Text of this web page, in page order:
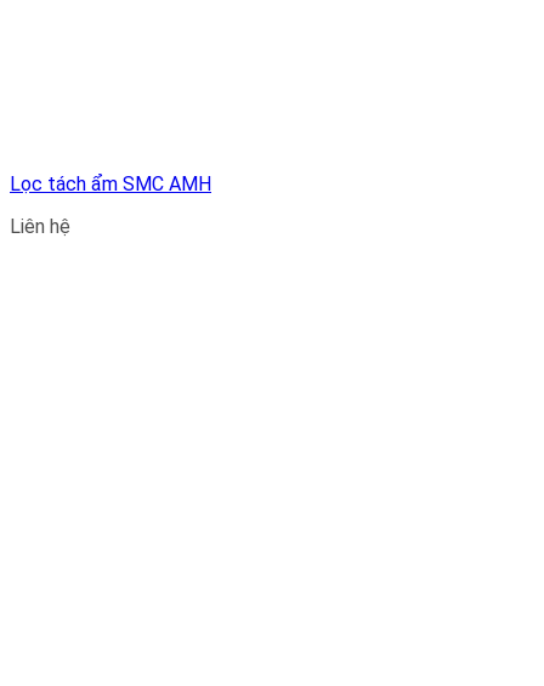
Lọc tách ẩm SMC AMH
Liên hệ